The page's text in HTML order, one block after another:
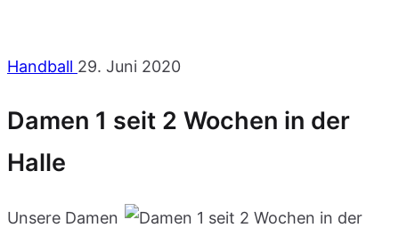
Handball 29. Juni 2020
Damen 1 seit 2 Wochen in der
Halle
Unsere Damen